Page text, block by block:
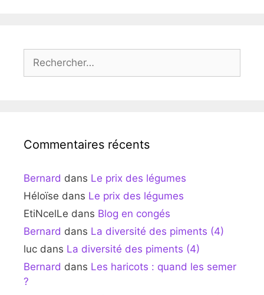
Rechercher :
Commentaires récents
Bernard dans Le prix des légumes
Héloïse dans Le prix des légumes
EtiNcelLe dans Blog en congés
Bernard dans La diversité des piments (4)
luc dans La diversité des piments (4)
Bernard dans Les haricots : quand les semer
?